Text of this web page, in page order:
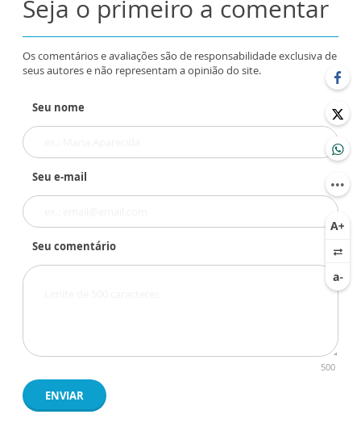
Seja o primeiro a comentar
Os comentários e avaliações são de responsabilidade exclusiva de
seus autores e não representam a opinião do site.
Seu nome
Seu e-mail
Seu comentário
500
ENVIAR